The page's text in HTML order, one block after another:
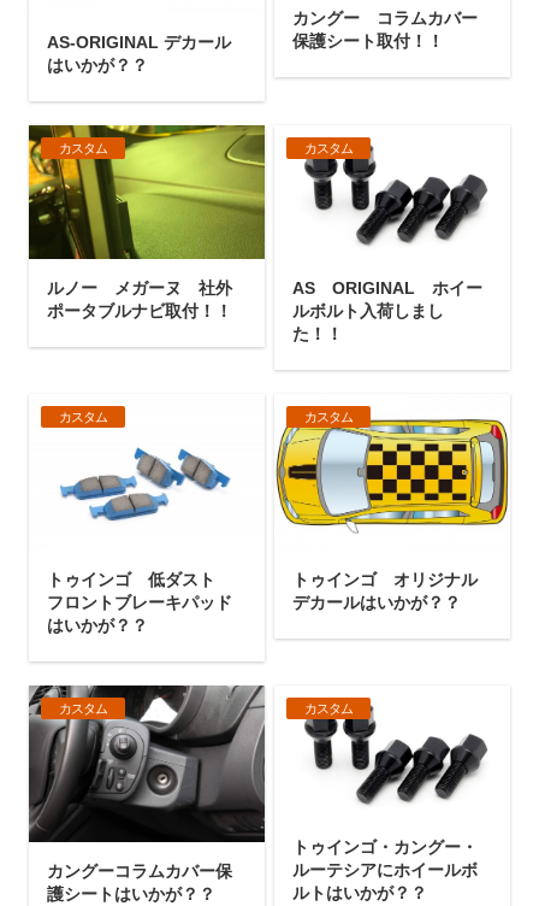
AS-ORIGINAL デカール
はいかが？？
カングー コラムカバー
保護シート取付！！
カスタム
ルノー メガーヌ 社外
ポータブルナビ取付！！
カスタム
AS ORIGINAL ホイー
ルボルト入荷しまし
た！！
カスタム
トゥインゴ 低ダスト
フロントブレーキパッド
はいかが？？
カスタム
トゥインゴ オリジナル
デカールはいかが？？
カスタム
カングーコラムカバー保
護シートはいかが？？
カスタム
トゥインゴ・カングー・
ルーテシアにホイールボ
ルトはいかが？？